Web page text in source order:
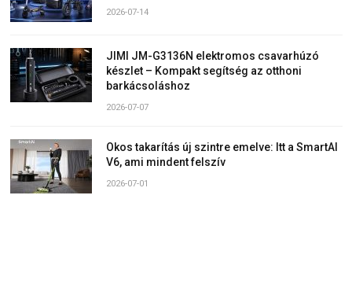
2026-07-14
JIMI JM-G3136N elektromos csavarhúzó
készlet – Kompakt segítség az otthoni
barkácsoláshoz
2026-07-07
Okos takarítás új szintre emelve: Itt a SmartAI
V6, ami mindent felszív
2026-07-01